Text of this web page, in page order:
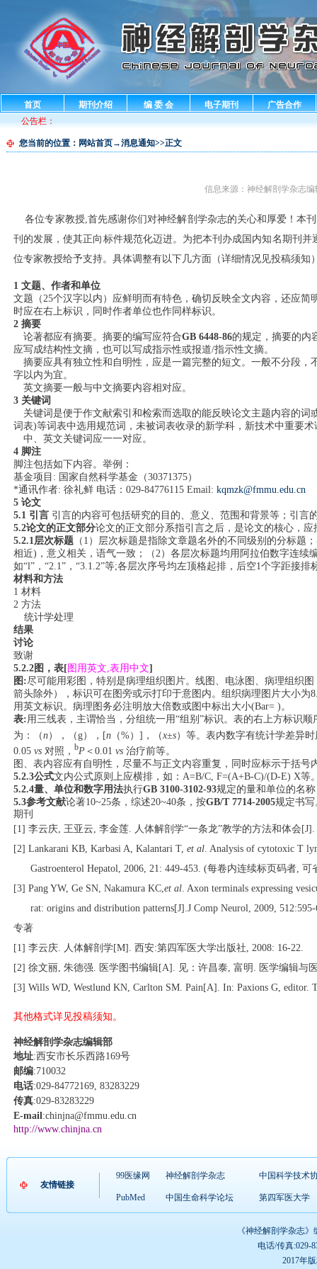
首页 期刊介绍 编 委 会 电子期刊
广告合作
公告栏：
您当前的位置： 网站首页→消息通知>>正文
信息来源：神经解剖学杂志
各位专家教授,首先感谢你们对神经解剖学杂志的关心和厚爱！本
刊的发展，使其正向标件规范化迈进。为把本刊办成国内知名期刊并
位专家教授给予支持。具体调整有以下几方面（详细情况见投稿须知
1 文题、作者和单位
文题（25个汉字以内）应鲜明而有特色，确切反映全文内容，还应简
时应在右上标识，同时作者单位也作同样标识。
2 摘要
论著都应有摘要。摘要的编写应符合GB 6448-86的规定，摘要的内
应写成结构性文摘，也可以写成指示性或报道/指示性文摘。
摘要应具有独立性和自明性，应是一篇完整的短文。一般不分段
字以内为宜。
英文摘要一般与中文摘要内容相对应。
3 关键词
关键词是便于作文献索引和检索而选取的能反映论文主题内容的词
词表)等词表中选用规范词，未被词表收录的新学科，新技术中重要
中、英文关键词应一一对应。
4 脚注
脚注包括如下内容。举例：
基金项目 : 国家自然科学基金（30371375）
*通讯作者: 徐礼鲜 电话： 029-84776115 Email: kqmzk@fmmu.edu.cn
5 论文
5.1 引言 引言的内容可包括研究的目的、意义、范围和背景等；引言
5.2论文的正文部分论文的正文部分系指引言之后，是论文的核心，应
5.2.1层次标题 （ 1 ）层次标题是指除文章题名外的不同级别的分标题
相近) ，意义相关，语气一致；（2）各层次标题均用阿拉伯数字连续
如“l” ， “2.1” ， “3.1.2”等;各层次序号均左顶格起排，后空1个字距接排
材料和方法
1 材料
2 方法
统计学处理
结果
讨论
致谢
5.2.2图，表[ 图用英文,表用中文]
图 :尽可能用彩图，特别是病理组织图片。线图、电泳图、病理组织
箭头除外），标识可在图旁或示打印于意图内。组织病理图片大小为
用英文标识。病理图务必注明放大倍数或图中标出大小(Bar= )。
表:用三线表，主谓恰当，分组统一用“组别 ”标识。表的右上方标识顺
为：（n），（g）， [n （%） ] ，（x±s）等。表内数字有统计学差异
0.05 vs 对照， bP ＜ 0.01 vs 治疗前等。
图、表内容应有自明性，尽量不与正文内容重复，同时应标示于括号
5.2.3公式文内公式原则上应横排，如： A=B/C, F=(A+B-C)/(D-E) X等
5.2.4量、单位和数字用法执行GB 3100-3102-93规定的量和单位的名
5.3参考文献论著10~25条，综述20~40条，按GB/T 7714-2005规定书
期刊
[1] 李云庆, 王亚云, 李金莲. 人体解剖学“一条龙”教学的方法和体会[J].
[2] Lankarani KB, Karbasi A, Kalantari T,et al. Analysis of cytotoxic T
Gastroenterol Hepatol, 2006, 21: 449-453. (每卷内连续标页码者,
[3] Pang YW, Ge SN, Nakamura KC,et al. Axon terminals expressing
rat: origins and distribution patterns[J].J Comp Neurol, 2009,
专著
[1] 李云庆. 人体解剖学[M]. 西安:第四军医大学出版社, 2008: 16-22.
[2] 徐文丽, 朱德强. 医学图书编辑[A]. 见：许昌泰, 富明. 医学编辑与
[3] Wills WD, Westlund KN, Carlton SM. Pain[A]. In: Paxions G, editor.
其他格式详见投稿须知。
神经解剖学杂志编辑部
地址:西安市长乐西路169号
邮编:710032
电话:029-84772169, 83283229
传真:029-83283229
E-mail:chinjna@fmmu.edu.cn
http://www.chinjna.cn
友情链接
99医缘网 神经解剖学杂志 中国科学技术
PubMed 中国生命科学论坛 第四军医大学
《神经解剖学杂志
电话/传真:029-
2017年